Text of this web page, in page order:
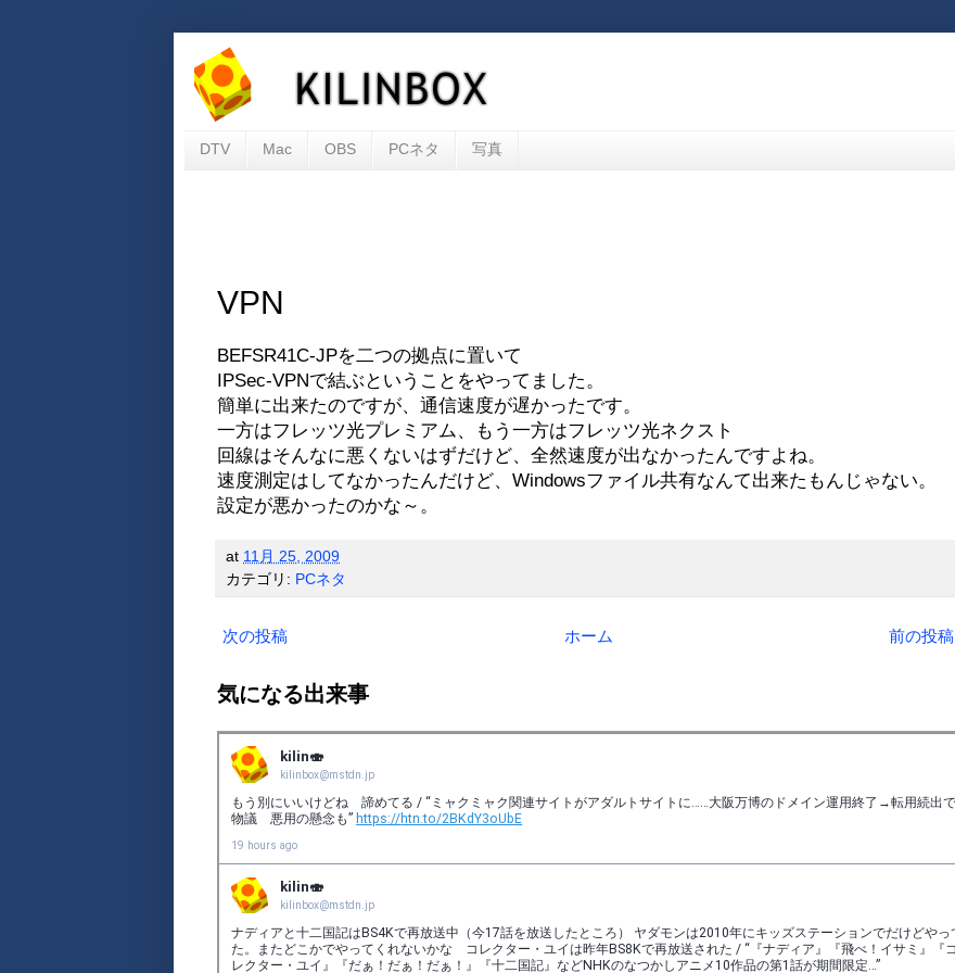
DTV Mac OBS PCネタ 写真
VPN
BEFSR41C-JPを二つの拠点に置いて
IPSec-VPNで結ぶということをやってました。
簡単に出来たのですが、通信速度が遅かったです。
一方はフレッツ光プレミアム、もう一方はフレッツ光ネクスト
回線はそんなに悪くないはずだけど、全然速度が出なかったんですよね。
速度測定はしてなかったんだけど、Windowsファイル共有なんて出来たもんじゃない。
設定が悪かったのかな～。
at 11月 25, 2009
カテゴリ: PCネタ
次の投稿 前の投稿
ホーム
気になる出来事